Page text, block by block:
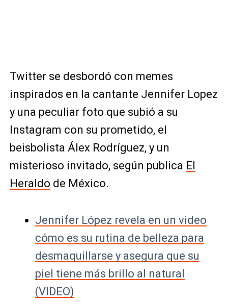
Twitter se desbordó con memes
inspirados en la cantante Jennifer Lopez
y una peculiar foto que subió a su
Instagram con su prometido, el
beisbolista Álex Rodríguez, y un
misterioso invitado, según publica El
Heraldo de México.
Jennifer López revela en un video
cómo es su rutina de belleza para
desmaquillarse y asegura que su
piel tiene más brillo al natural
(VIDEO)